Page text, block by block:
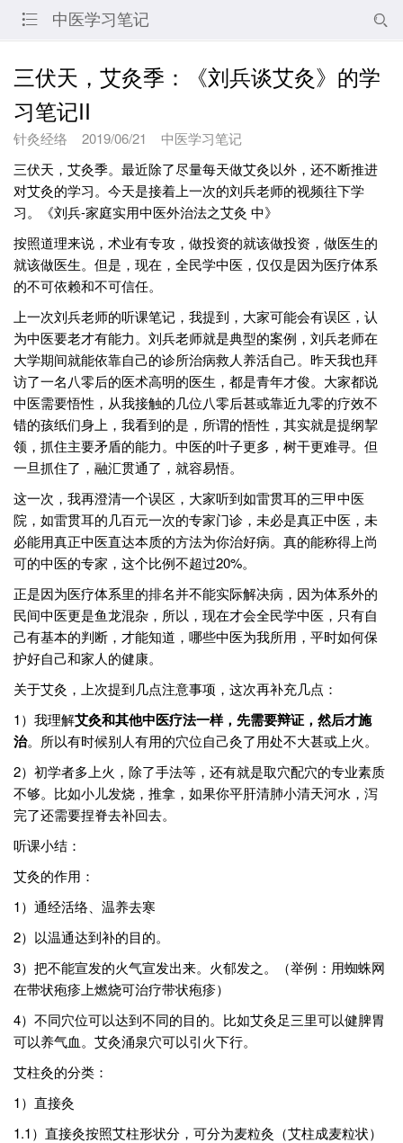
 中医学习笔记 
三伏天，艾灸季：《刘兵谈艾灸》的学
习笔记II
针灸经络 2019/06/21
中医学习笔记
三伏天，艾灸季。最近除了尽量每天做艾灸以外，还不断推进
对艾灸的学习。今天是接着上一次的刘兵老师的视频往下学
习。《刘兵-家庭实用中医外治法之艾灸 中》
按照道理来说，术业有专攻，做投资的就该做投资，做医生的
就该做医生。但是，现在，全民学中医，仅仅是因为医疗体系
的不可依赖和不可信任。
上一次刘兵老师的听课笔记，我提到，大家可能会有误区，认
为中医要老才有能力。刘兵老师就是典型的案例，刘兵老师在
大学期间就能依靠自己的诊所治病救人养活自己。昨天我也拜
访了一名八零后的医术高明的医生，都是青年才俊。大家都说
中医需要悟性，从我接触的几位八零后甚或靠近九零的疗效不
错的孩纸们身上，我看到的是，所谓的悟性，其实就是提纲挈
领，抓住主要矛盾的能力。中医的叶子更多，树干更难寻。但
一旦抓住了，融汇贯通了，就容易悟。
这一次，我再澄清一个误区，大家听到如雷贯耳的三甲中医
院，如雷贯耳的几百元一次的专家门诊，未必是真正中医，未
必能用真正中医直达本质的方法为你治好病。真的能称得上尚
可的中医的专家，这个比例不超过20%。
正是因为医疗体系里的排名并不能实际解决病，因为体系外的
民间中医更是鱼龙混杂，所以，现在才会全民学中医，只有自
己有基本的判断，才能知道，哪些中医为我所用，平时如何保
护好自己和家人的健康。
关于艾灸，上次提到几点注意事项，这次再补充几点：
1）我理解艾灸和其他中医疗法一样，先需要辩证，然后才施
治。所以有时候别人有用的穴位自己灸了用处不大甚或上火。
2）初学者多上火，除了手法等，还有就是取穴配穴的专业素质
不够。比如小儿发烧，推拿，如果你平肝清肺小清天河水，泻
完了还需要捏脊去补回去。
听课小结：
艾灸的作用：
1）通经活络、温养去寒
2）以温通达到补的目的。
3）把不能宣发的火气宣发出来。火郁发之。（举例：用蜘蛛网
在带状疱疹上燃烧可治疗带状疱疹）
4）不同穴位可以达到不同的目的。比如艾灸足三里可以健脾胃
可以养气血。艾灸涌泉穴可以引火下行。
艾柱灸的分类：
1）直接灸
1.1）直接灸按照艾柱形状分，可分为麦粒灸（艾柱成麦粒状）